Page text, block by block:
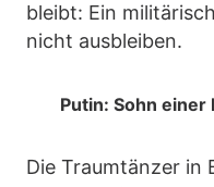
bleibt: Ein
nicht ausbleiben.
Putin: Sohn
Die Traumtänzer in